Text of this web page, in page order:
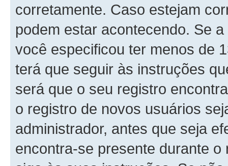
corretamente. Caso estejam
podem estar acontecendo. Se
você especificou ter menos de
terá que seguir às instruções
será que o seu registro
o registro de novos usuários
administrador, antes que seja
encontra-se presente durante